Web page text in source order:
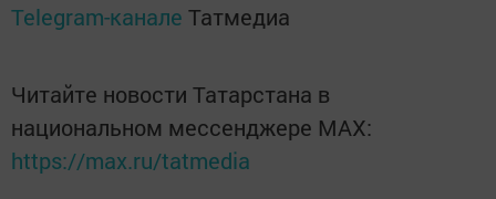
Telegram-канале Татмедиа
Читайте новости Татарстана в
национальном мессенджере MАХ:
https://max.ru/tatmedia